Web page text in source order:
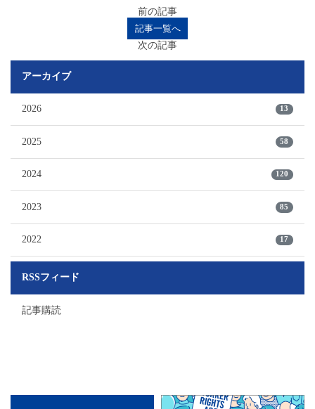
前の記事
記事一覧へ
次の記事
アーカイブ
2026 13
2025 58
2024 120
2023 85
2022 17
RSSフィード
記事購読